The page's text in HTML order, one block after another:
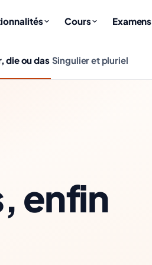
Cours Examens
die ou das Singulier et pluriel
enfin